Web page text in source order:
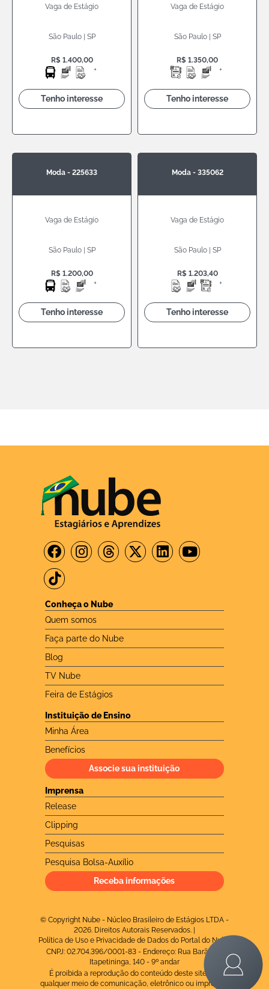
Vaga de Estágio
São Paulo | SP
R$ 1.400,00
+
Tenho interesse
Vaga de Estágio
São Paulo | SP
R$ 1.350,00
+
Tenho interesse
Moda - 225633
Vaga de Estágio
São Paulo | SP
R$ 1.200,00
+
Tenho interesse
Moda - 335062
Vaga de Estágio
São Paulo | SP
R$ 1.203,40
+
Tenho interesse
Conheça o Nube
Quem somos
Faça parte do Nube
Blog
TV Nube
Feira de Estágios
Instituição de Ensino
Minha Área
Benefícios
Associe sua instituição
Imprensa
Release
Clipping
Pesquisas
Pesquisa Bolsa-Auxílio
Receba informações
© Copyright Nube - Núcleo Brasileiro de Estágios LTDA -
2026. Direitos Autorais Reservados. |
Política de Uso e Privacidade de Dados do Portal do Nube
CNPJ: 02.704.396/0001-83 - Endereço: Rua Barão de
Itapetininga, 140 - 9º andar
É proibida a reprodução do conteúdo deste site em
qualquer meio de comunicação, eletrônico ou impresso,